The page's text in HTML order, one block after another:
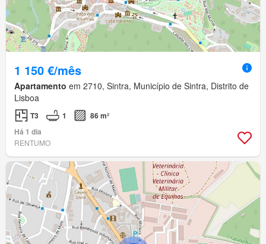
1 150 €/mês
Apartamento em 2710, Sintra, Município de Sintra, Distrito de
Lisboa
T3 1
86 m²
Há 1 dia
RENTUMO